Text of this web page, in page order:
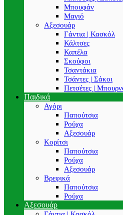
Μπουφάν
Μαγιό
Αξεσουάρ
Γάντια | Κασκόλ
Κάλτσες
Καπέλα
Σκούφοι
Τσαντάκια
Τσάντες | Σάκοι
Πετσέτες |
Παιδικά
Αγόρι
Παπούτσια
Ρούχα
Αξεσουάρ
Κορίτσι
Παπούτσια
Ρούχα
Αξεσουάρ
Βρεφικά
Παπούτσια
Ρούχα
Αξεσουάρ